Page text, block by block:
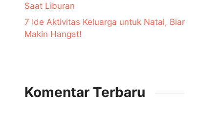
Saat Liburan
7 Ide Aktivitas Keluarga untuk Natal, Biar
Makin Hangat!
Komentar Terbaru